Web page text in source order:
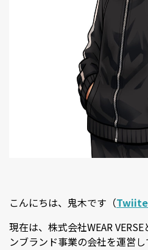
こんにちは、鬼木です（
現在は、株式会社WEAR
ンブランド事業の会社を運営し